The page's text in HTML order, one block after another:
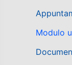
Modulo